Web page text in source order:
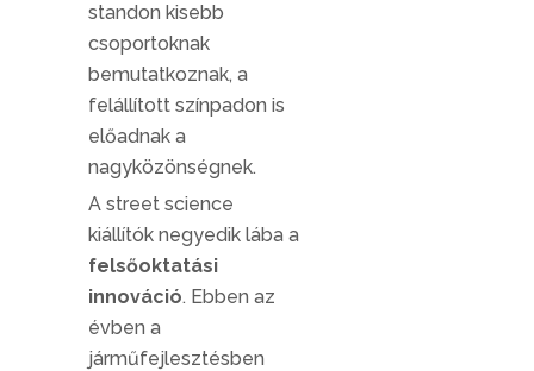
standon kisebb
csoportoknak
bemutatkoznak, a
felállított színpadon is
előadnak a
nagyközönségnek.
A street science
kiállítók negyedik lába a
felsőoktatási
innováció. Ebben az
évben a
járműfejlesztésben